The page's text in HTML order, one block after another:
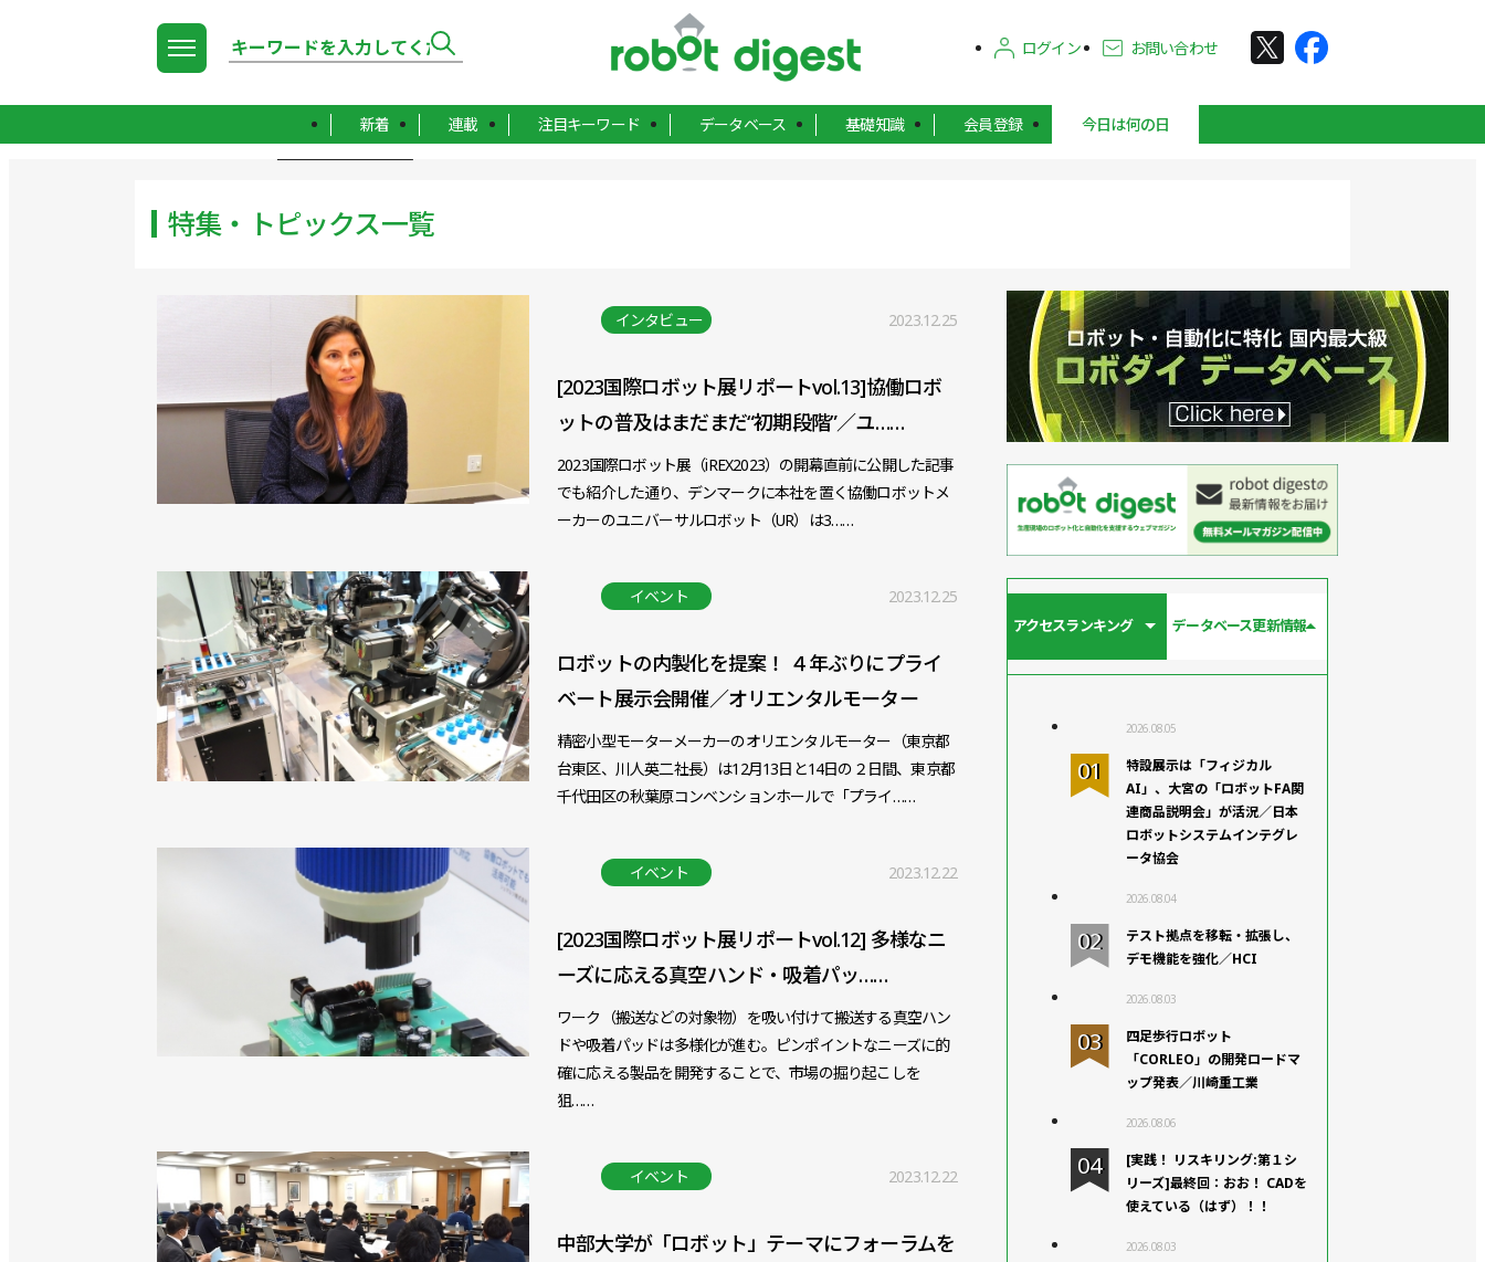
ログイン お問い合わせ
新着 連載 注目キーワード データベース 基礎知識 会員登録 今日は何の日
特集・トピックス一覧
インタビュー 2023.12.25
[2023国際ロボット展リポートvol.13]協働ロボ
ットの普及はまだまだ“初期段階”／ユ……
2023国際ロボット展（iREX2023）の開幕直前に公開した記事
でも紹介した通り、デンマークに本社を置く協働ロボットメ
ーカーのユニバーサルロボット（UR）は3……
イベント 2023.12.25
ロボットの内製化を提案！ ４年ぶりにプライ
ベート展示会開催／オリエンタルモーター
精密小型モーターメーカーのオリエンタルモーター（東京都
台東区、川人英二社長）は12月13日と14日の２日間、東京都
千代田区の秋葉原コンベンションホールで「プライ……
イベント 2023.12.22
[2023国際ロボット展リポートvol.12] 多様なニ
ーズに応える真空ハンド・吸着パッ……
ワーク（搬送などの対象物）を吸い付けて搬送する真空ハン
ドや吸着パッドは多様化が進む。ピンポイントなニーズに的
確に応える製品を開発することで、市場の掘り起こしを
狙……
イベント 2023.12.22
中部大学が「ロボット」テーマにフォーラムを
アクセスランキング データベース更新情報
2026.08.05
特設展示は「フィジカル
AI」、大宮の「ロボットFA関
連商品説明会」が活況／日本
ロボットシステムインテグレ
ータ協会
2026.08.04
テスト拠点を移転・拡張し、
デモ機能を強化／HCI
2026.08.03
四足歩行ロボット
「CORLEO」の開発ロードマ
ップ発表／川崎重工業
2026.08.06
[実践！ リスキリング:第１シ
リーズ]最終回：おお！ CADを
使えている（はず）！！
2026.08.03